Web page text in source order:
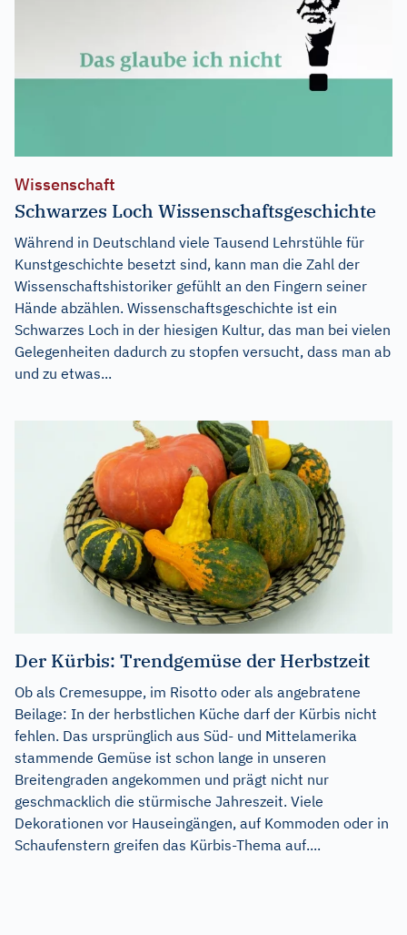
Wissenschaft
Schwarzes Loch Wissenschaftsgeschichte
Während in Deutschland viele Tausend Lehrstühle für
Kunstgeschichte besetzt sind, kann man die Zahl der
Wissenschaftshistoriker gefühlt an den Fingern seiner
Hände abzählen. Wissenschaftsgeschichte ist ein
Schwarzes Loch in der hiesigen Kultur, das man bei vielen
Gelegenheiten dadurch zu stopfen versucht, dass man ab
und zu etwas...
Der Kürbis: Trendgemüse der Herbstzeit
Ob als Cremesuppe, im Risotto oder als angebratene
Beilage: In der herbstlichen Küche darf der Kürbis nicht
fehlen. Das ursprünglich aus Süd- und Mittelamerika
stammende Gemüse ist schon lange in unseren
Breitengraden angekommen und prägt nicht nur
geschmacklich die stürmische Jahreszeit. Viele
Dekorationen vor Hauseingängen, auf Kommoden oder in
Schaufenstern greifen das Kürbis-Thema auf....